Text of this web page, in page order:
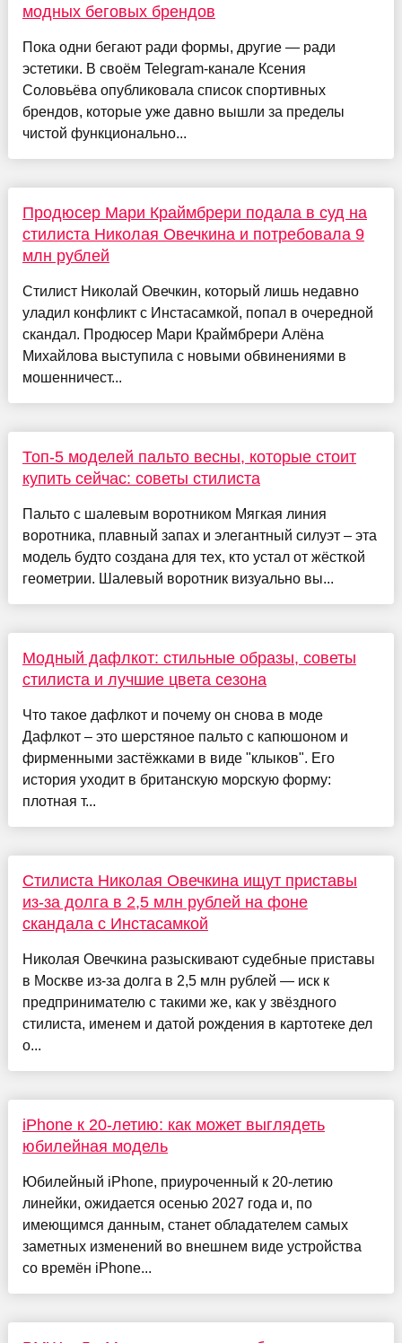
модных беговых брендов
Пока одни бегают ради формы, другие — ради
эстетики. В своём Telegram-канале Ксения
Соловьёва опубликовала список спортивных
брендов, которые уже давно вышли за пределы
чистой функционально...
Продюсер Мари Краймбрери подала в суд на
стилиста Николая Овечкина и потребовала 9
млн рублей
Стилист Николай Овечкин, который лишь недавно
уладил конфликт с Инстасамкой, попал в очередной
скандал. Продюсер Мари Краймбрери Алёна
Михайлова выступила с новыми обвинениями в
мошенничест...
Топ-5 моделей пальто весны, которые стоит
купить сейчас: советы стилиста
Пальто с шалевым воротником Мягкая линия
воротника, плавный запах и элегантный силуэт – эта
модель будто создана для тех, кто устал от жёсткой
геометрии. Шалевый воротник визуально вы...
Модный дафлкот: стильные образы, советы
стилиста и лучшие цвета сезона
Что такое дафлкот и почему он снова в моде
Дафлкот – это шерстяное пальто с капюшоном и
фирменными застёжками в виде "клыков". Его
история уходит в британскую морскую форму:
плотная т...
Стилиста Николая Овечкина ищут приставы
из-за долга в 2,5 млн рублей на фоне
скандала с Инстасамкой
Николая Овечкина разыскивают судебные приставы
в Москве из-за долга в 2,5 млн рублей — иск к
предпринимателю с такими же, как у звёздного
стилиста, именем и датой рождения в картотеке дел
о...
iPhone к 20-летию: как может выглядеть
юбилейная модель
Юбилейный iPhone, приуроченный к 20-летию
линейки, ожидается осенью 2027 года и, по
имеющимся данным, станет обладателем самых
заметных изменений во внешнем виде устройства
со времён iPhone...